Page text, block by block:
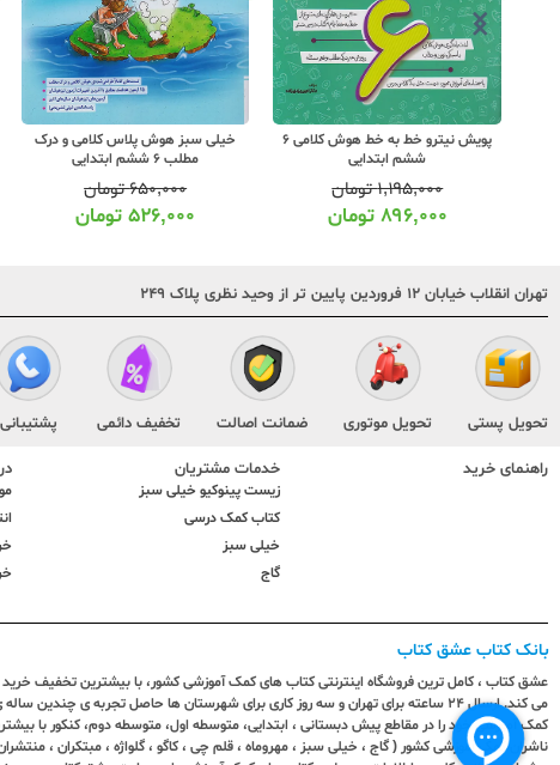
پویش نیترو خط به خط هوش کلامی 6
ششم ابتدایی
۱,۱۹۵,۰۰۰تومان
۸۹۶,۰۰۰ تومان
خیلی سبز هوش پلاس کلامی و درک
مطلب 6 ششم ابتدایی
۶۵۰,۰۰۰تومان
۵۲۶,۰۰۰تومان
تهران انقلاب خیابان ۱۲ فروردین پایین تر از وحید نظری پلاک ۲۴۹
تحویل پستی تحویل موتوری ضمانت اصالت تخفیف دائمی پشتیبانی
راهنمای خرید خدمات مشتریان
زیست پینوکیو خیلی سبز
کتاب کمک درسی
خیلی سبز
گاج
بانک کتاب عشق کتاب
عشق کتاب ، کامل ترین فروشگاه اینترنتی کتاب های کمک آموزشی کشور، با بیشترین تخفیف خرید
می کند. ارسال ٢٤ ساعته برای تهران و سه روز کاری برای شهرستان ها حاصل تجربه ی
کمک آموزشی خود را در مقاطع پیش دبستانی ، ابتدایی، متوسطه اول، متوسطه دوم، کنکور با
ناشران کمک آموزشی کشور ( گاج ، خیلی سبز ، مهروماه ، قلم چی ، کاگو ، گلواژه ، مبتکران ،